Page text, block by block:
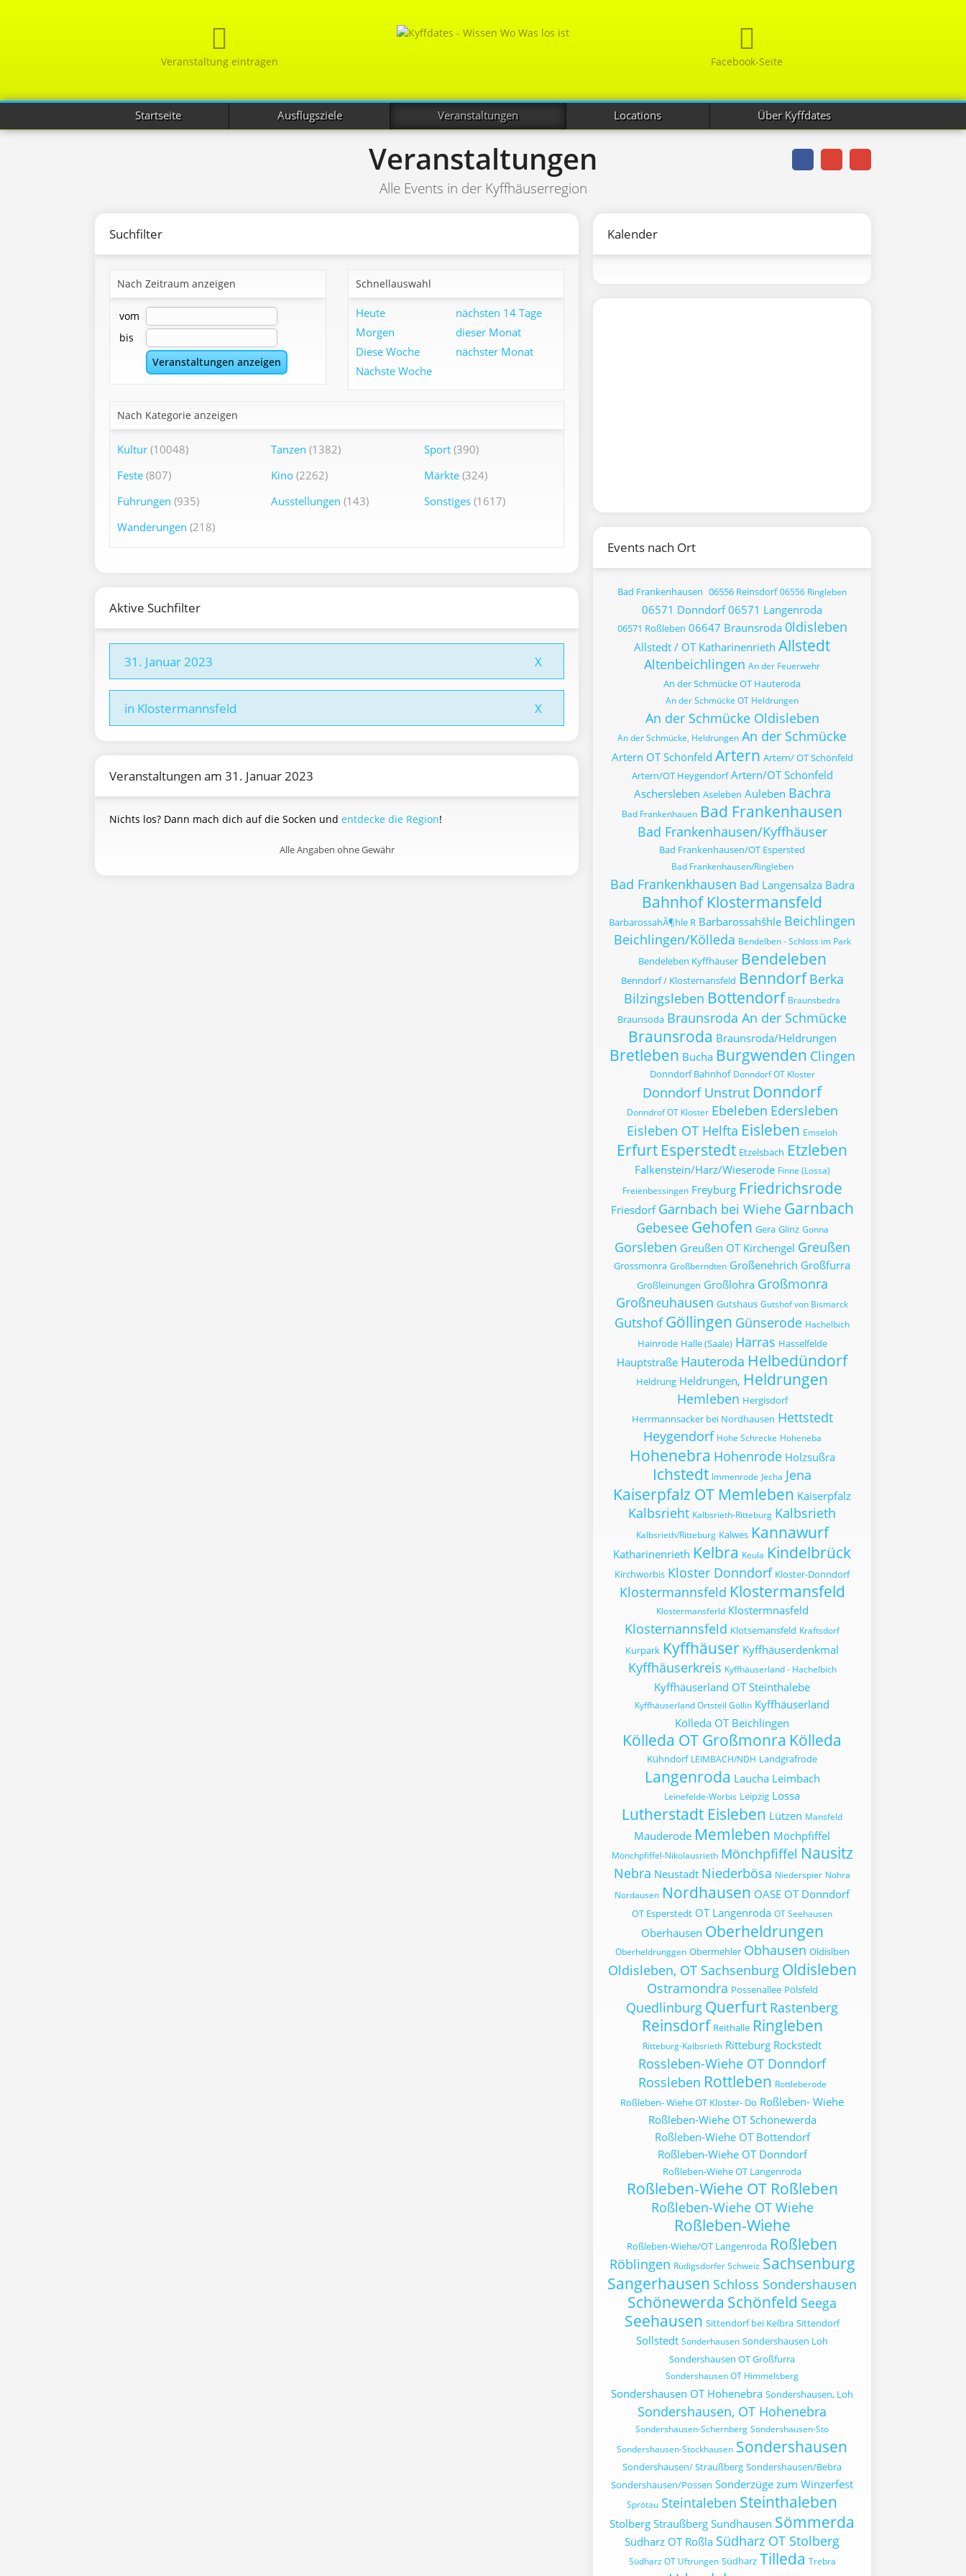
Veranstaltung eintragen Facebook-Seite
Startseite Ausflugsziele Veranstaltungen Locations Über Kyffdates
Veranstaltungen
Alle Events in der Kyffhäuserregion
Suchfilter
Nach Zeitraum anzeigen
vom
bis
Schnellauswahl
Heute
Morgen
Diese Woche
Nächste Woche
nächsten 14 Tage
dieser Monat
nächster Monat
Nach Kategorie anzeigen
Kultur (10048) Tanzen (1382) Sport (390)
Feste (807) Kino(2262) Märkte (324)
Führungen (935) Ausstellungen (143) Sonstiges (1617)
Wanderungen (218)
Aktive Suchfilter
31. Januar 2023 X
in Klostermannsfeld X
Veranstaltungen am 31. Januar 2023
Nichts los? Dann mach dich auf die Socken und entdecke die Region!
Alle Angaben ohne Gewähr
Kalender
Events nach Ort
Bad Frankenhausen 06556 Reinsdorf 06556 Ringleben
06571 Donndorf 06571 Langenroda
06571 Roßleben 06647 Braunsroda 0ldisleben
Allstedt / OT Katharinenrieth Allstedt
Altenbeichlingen An der Feuerwehr
An der Schmücke OT Hauteroda
An der Schmücke OT Heldrungen
An der Schmücke Oldisleben
An der Schmücke, Heldrungen An der Schmücke
Artern OT Schönfeld Artern Artern/ OT Schönfeld
Artern/OT Heygendorf Artern/OT Schönfeld
Aschersleben Aseleben Auleben Bachra
Bad Frankenhauen Bad Frankenhausen
Bad Frankenhausen/Kyffhäuser
Bad Frankenhausen/OT Espersted
Bad Frankenhausen/Ringleben
Bad Frankenkhausen Bad Langensalza Badra
Bahnhof Klostermansfeld
BarbarossahÃ¶hle R Barbarossahšhle Beichlingen
Beichlingen/Kölleda Bendelben - Schloss im Park
Bendeleben Kyffhäuser Bendeleben
Benndorf / Klosternansfeld Benndorf Berka
Bilzingsleben Bottendorf Braunsbedra
Braunsoda Braunsroda An der Schmücke
Braunsroda Braunsroda/Heldrungen
Bretleben Bucha Burgwenden Clingen
Donndorf Bahnhof Donndorf OT Kloster
Donndorf Unstrut Donndorf
Donndrof OT Kloster Ebeleben Edersleben
Eisleben OT Helfta Eisleben Emseloh
Erfurt Esperstedt Etzelsbach Etzleben
Falkenstein/Harz/Wieserode Finne (Lossa)
Freienbessingen Freyburg Friedrichsrode
Friesdorf Garnbach bei Wiehe Garnbach
Gebesee Gehofen Gera Glinz Gonna
Gorsleben Greußen OT Kirchengel Greußen
Grossmonra Großberndten Großenehrich Großfurra
Großleinungen Großlohra Großmonra
Großneuhausen Gutshaus Gutshof von Bismarck
Gutshof Göllingen Günserode Hachelbich
Hainrode Halle (Saale) Harras Hasselfelde
Hauptstraße Hauteroda Helbedündorf
Heldrung Heldrungen, Heldrungen
Hemleben Hergisdorf
Herrmannsacker bei Nordhausen Hettstedt
Heygendorf Hohe Schrecke Hoheneba
Hohenebra Hohenrode Holzsußra
Ichstedt Immenrode Jecha Jena
Kaiserpfalz OT Memleben Kaiserpfalz
Kalbsrieht Kalbsrieth-Ritteburg Kalbsrieth
Kalbsrieth/Ritteburg Kalwes Kannawurf
Katharinenrieth Kelbra Keula Kindelbrück
Kirchworbis Kloster Donndorf Kloster-Donndorf
Klostermannsfeld Klostermansfeld
Klostermansferld Klostermnasfeld
Klosternannsfeld Klotsemansfeld Kraftsdorf
Kurpark Kyffhäuser Kyffhäuserdenkmal
Kyffhäuserkreis Kyffhäuserland - Hachelbich
Kyffhäuserland OT Steinthalebe
Kyffhäuserland Ortsteil Göllin Kyffhäuserland
Kölleda OT Beichlingen
Kölleda OT Großmonra Kölleda
Kühndorf LEIMBACH/NDH Landgrafrode
Langenroda Laucha Leimbach
Leinefelde-Worbis Leipzig Lossa
Lutherstadt Eisleben Lützen Mansfeld
Mauderode Memleben Möchpfiffel
Mönchpfiffel-Nikolausrieth Mönchpfiffel Nausitz
Nebra Neustadt Niederbösa Niederspier Nohra
Nordausen Nordhausen OASE OT Donndorf
OT Esperstedt OT Langenroda OT Seehausen
Oberhausen Oberheldrungen
Oberheldrunggen Obermehler Obhausen Oldislben
Oldisleben, OT Sachsenburg Oldisleben
Ostramondra Possenallee Pölsfeld
Quedlinburg Querfurt Rastenberg
Reinsdorf Reithalle Ringleben
Ritteburg-Kalbsrieth Ritteburg Rockstedt
Rossleben-Wiehe OT Donndorf
Rossleben Rottleben Rottleberode
Roßleben- Wiehe OT Kloster- Do Roßleben- Wiehe
Roßleben-Wiehe OT Schönewerda
Roßleben-Wiehe OT Bottendorf
Roßleben-Wiehe OT Donndorf
Roßleben-Wiehe OT Langenroda
Roßleben-Wiehe OT Roßleben
Roßleben-Wiehe OT Wiehe
Roßleben-Wiehe
Roßleben-Wiehe/OT Langenroda Roßleben
Röblingen Rüdigsdorfer Schweiz Sachsenburg
Sangerhausen Schloss Sondershausen
Schönewerda Schönfeld Seega
Seehausen Sittendorf bei Kelbra Sittendorf
Sollstedt Sonderhausen Sondershausen Loh
Sondershausen OT Großfurra
Sondershausen OT Himmelsberg
Sondershausen OT Hohenebra Sondershausen, Loh
Sondershausen, OT Hohenebra
Sondershausen-Schernberg Sondershausen-Sto
Sondershausen-Stockhausen Sondershausen
Sondershausen/ Straußberg Sondershausen/Bebra
Sondershausen/Possen Sonderzüge zum Winzerfest
Sprötau Steintaleben Steinthaleben
Stolberg Straußberg Sundhausen Sömmerda
Südharz OT Roßla Südharz OT Stolberg
Südharz OT Uftrungen Südharz Tilleda Trebra